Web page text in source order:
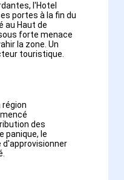
l'Hotel
portes à la fin du
au Haut de
forte menace
la zone. Un
touristique.
des
panique, le
d'approvisionner